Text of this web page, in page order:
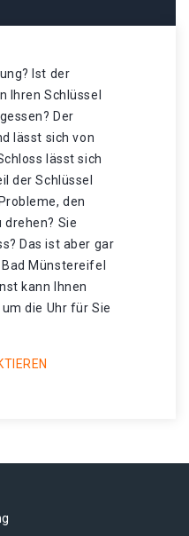
Ist der
Ihren Schlüssel
Der
lässt sich von
lässt sich
der Schlüssel
den
drehen? Sie
Das ist aber gar
Münstereifel
kann Ihnen
die Uhr für Sie